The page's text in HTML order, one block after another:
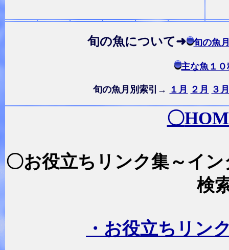
旬の魚について➜ 旬の魚
主な魚１
旬の魚月別索引→ １月 ２月 ３
〇
〇お役立ちリンク集～イ
検
・お役立ちリン